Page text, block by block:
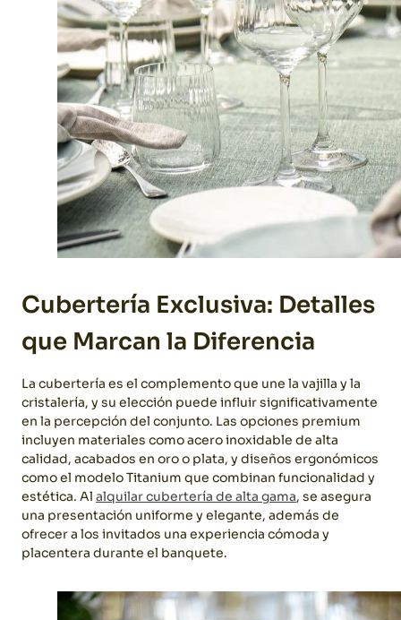
Cubertería Exclusiva: Detalles
que Marcan la Diferencia
La cubertería es el complemento que une la vajilla y la
cristalería, y su elección puede influir significativamente
en la percepción del conjunto. Las opciones premium
incluyen materiales como acero inoxidable de alta
calidad, acabados en oro o plata, y diseños ergonómicos
como el modelo Titanium que combinan funcionalidad y
estética. Al alquilar cubertería de alta gama, se asegura
una presentación uniforme y elegante, además de
ofrecer a los invitados una experiencia cómoda y
placentera durante el banquete.